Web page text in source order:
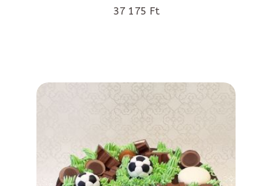
37 175 Ft